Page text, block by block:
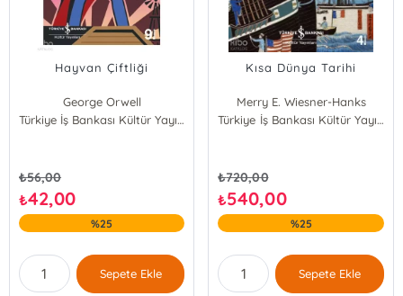
Hayvan Çiftliği
George Orwell
Türkiye İş Bankası Kültür Yayınları
₺56,00
₺42,00
%25
Sepete Ekle
Kısa Dünya Tarihi
Merry E. Wiesner-Hanks
Türkiye İş Bankası Kültür Yayınları
₺720,00
₺540,00
%25
Sepete Ekle